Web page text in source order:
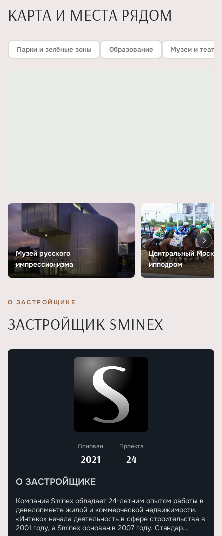
КАРТА И МЕСТА РЯДОМ
Парки и зелёные зоны Образование Музеи и
Музей русского
импрессионизма
Центральный
ипподром
О ЗАСТРОЙЩИКЕ
ЗАСТРОЙЩИК SMINEX
Основан
2021
Проекта
24
О ЗАСТРОЙЩИКЕ
Компания Sminex обладает 24-летним опытом работы в
девелопменте жилой и коммерческой недвижимости.
«Интеко» начала деятельность в сфере строительства в
2001 году, а Sminex основан в 2007 году. Стандар...